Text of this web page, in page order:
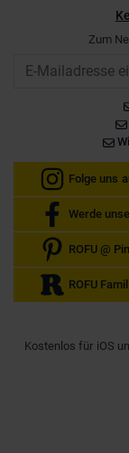
Zum
Folge uns
Werde
ROFU @
ROFU
Kostenlos für iOS